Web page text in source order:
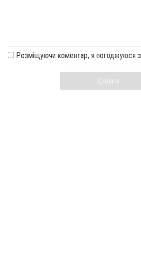
Розміщуючи коментар, я погоджуюся з
Додати